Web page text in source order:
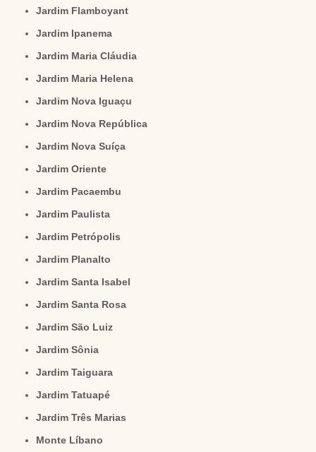
Jardim Flamboyant
Jardim Ipanema
Jardim Maria Cláudia
Jardim Maria Helena
Jardim Nova Iguaçu
Jardim Nova República
Jardim Nova Suíça
Jardim Oriente
Jardim Pacaembu
Jardim Paulista
Jardim Petrópolis
Jardim Planalto
Jardim Santa Isabel
Jardim Santa Rosa
Jardim São Luiz
Jardim Sônia
Jardim Taiguara
Jardim Tatuapé
Jardim Três Marias
Monte Líbano